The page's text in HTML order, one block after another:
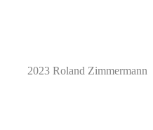
2023 Roland Zimmermann